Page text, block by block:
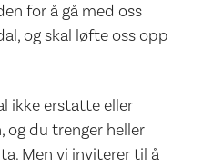
for å gå med oss
og skal løfte oss opp
ikke erstatte eller
og du trenger heller
Men vi inviterer til å